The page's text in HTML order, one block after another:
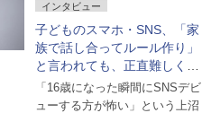
インタビュー
子どものスマホ・SNS、「家
族で話し合ってルール作り」
と言われても、正直難しくな
いですか？
「16歳になった瞬間にSNSデビ
ューする方が怖い」という上沼